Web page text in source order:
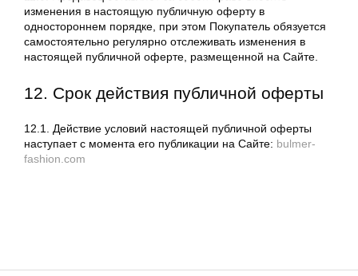
изменения в настоящую публичную оферту в
одностороннем порядке, при этом Покупатель обязуется
самостоятельно регулярно отслеживать изменения в
настоящей публичной оферте, размещенной на Сайте.
12. Срок действия публичной оферты
12.1. Действие условий настоящей публичной оферты
наступает с момента его публикации на Сайте: bulmer-
fashion.com